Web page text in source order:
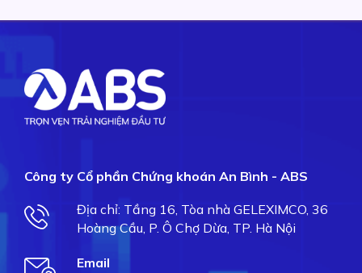
Công ty Cổ phần Chứng khoán An Bình - ABS
Địa chỉ: Tầng 16, Tòa nhà GELEXIMCO, 36
Hoàng Cầu, P. Ô Chợ Dừa, TP. Hà Nội
Email